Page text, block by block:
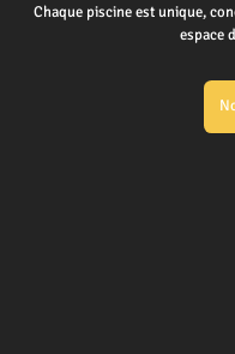
Chaque piscine est unique,
espace